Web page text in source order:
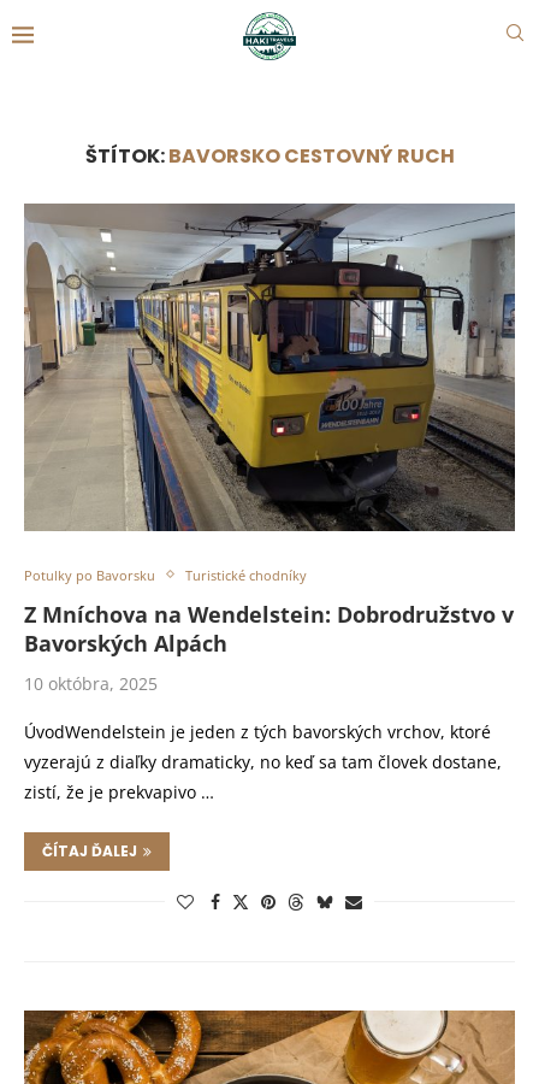
ŠTÍTOK:BAVORSKO CESTOVNÝ RUCH
Potulky po Bavorsku Turistické chodníky
Z Mníchova na Wendelstein: Dobrodružstvo v
Bavorských Alpách
10 októbra, 2025
ÚvodWendelstein je jeden z tých bavorských vrchov, ktoré
vyzerajú z diaľky dramaticky, no keď sa tam človek dostane,
zistí, že je prekvapivo …
ČÍTAJ ĎALEJ